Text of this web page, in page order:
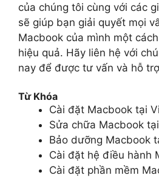
của chúng tôi cùng với các
sẽ giúp bạn giải quyết mọi
Macbook của mình một
hiệu quả. Hãy liên hệ với
nay để được tư vấn và hỗ
Từ Khóa
Cài đặt Macbook tại
Sửa chữa Macbook
Bảo dưỡng Macbook
Cài đặt hệ điều hành
Cài đặt phần mềm